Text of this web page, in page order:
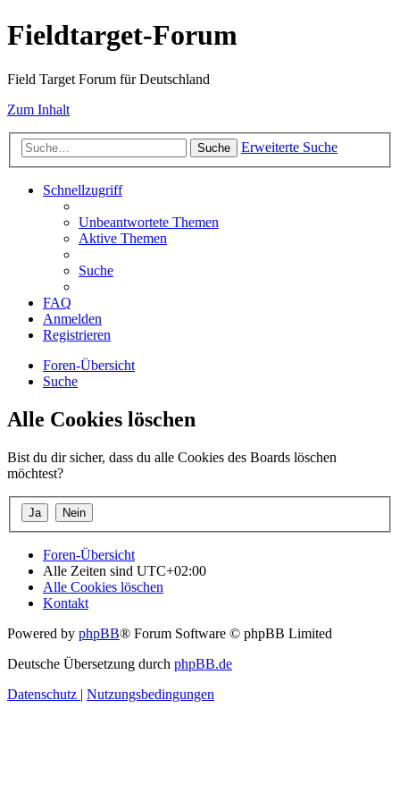
Fieldtarget-Forum
Field Target Forum für Deutschland
Zum Inhalt
Suche Erweiterte Suche
Schnellzugriff
Unbeantwortete Themen
Aktive Themen
Suche
FAQ
Anmelden
Registrieren
Foren-Übersicht
Suche
Alle Cookies löschen
Bist du dir sicher, dass du alle Cookies des Boards löschen
möchtest?
Foren-Übersicht
Alle Zeiten sind UTC+02:00
Alle Cookies löschen
Kontakt
Powered by phpBB® Forum Software © phpBB Limited
Deutsche Übersetzung durch phpBB.de
Datenschutz | Nutzungsbedingungen